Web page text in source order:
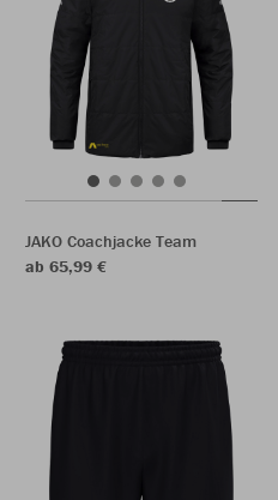
JAKO Coachjacke Team
ab 65,99 €